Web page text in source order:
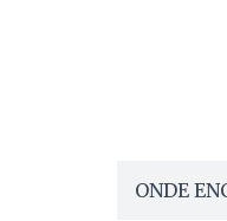
ONDE